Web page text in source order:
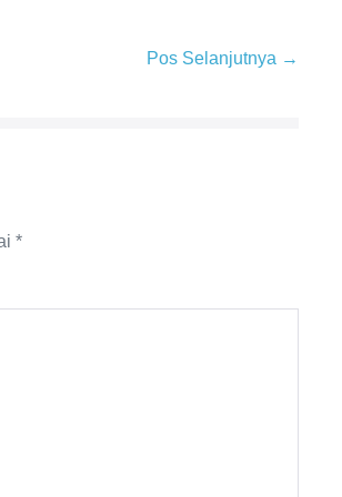
Pos Selanjutnya →
*